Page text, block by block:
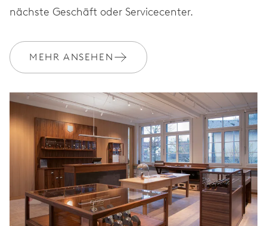
Werden Sie Mitglied bei MyOris und verlängern Sie Ihre Garantie
kostenlos auf 3 Jahre
nächste Geschäft oder Servicecenter.
MEHR ANSEHEN